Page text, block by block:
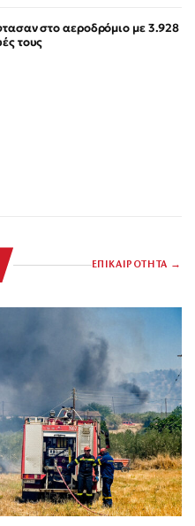
στο αεροδρόμιο με 3.928
τους
ΕΠΙΚΑΙΡΟΤΗΤΑ